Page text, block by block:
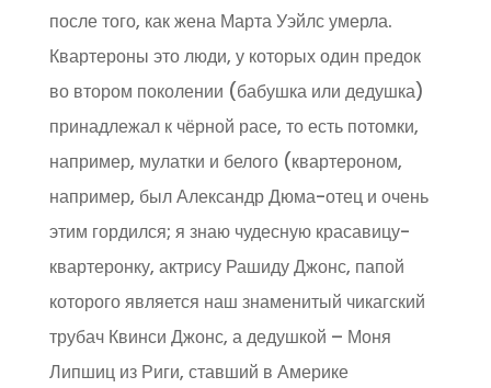
после того, как жена Марта Уэйлс умерла.
Квартероны это люди, у которых один предок
во втором поколении (бабушка или дедушка)
принадлежал к чёрной расе, то есть потомки,
например, мулатки и белого (квартероном,
например, был Александр Дюма-отец и очень
этим гордился; я знаю чудесную красавицу-
квартеронку, актрису Рашиду Джонс, папой
которого является наш знаменитый чикагский
трубач Квинси Джонс, а дедушкой – Моня
Липшиц из Риги, ставший в Америке